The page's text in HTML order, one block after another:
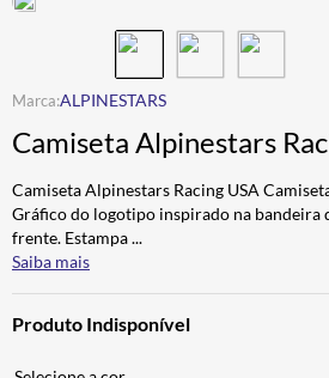
ALPINESTARS
Camiseta Alpinestars
Camiseta Alpinestars Racing USA
Gráfico do logotipo inspirado na bandeira
frente. Estampa...
Saiba mais
Produto Indisponível
JAQUETA
4º ÓCULOS SOLAR
5º LUVA
6º ALPINESTAR
7º BAU
8º CALÇA